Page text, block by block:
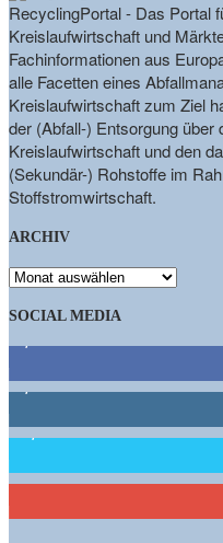
RecyclingPortal - Das Portal
Kreislaufwirtschaft und
Fachinformationen aus
alle Facetten eines
Kreislaufwirtschaft zum Ziel
der (Abfall-) Entsorgung
Kreislaufwirtschaft und den
(Sekundär-) Rohstoffe im
Stoffstromwirtschaft.
ARCHIV
ARCHIV
SOCIAL MEDIA
1,662 Follower
15,658 Follower
461 Abonnenten